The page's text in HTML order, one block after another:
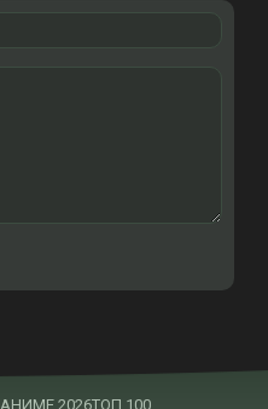
АНИМЕ 2026ТОП 100